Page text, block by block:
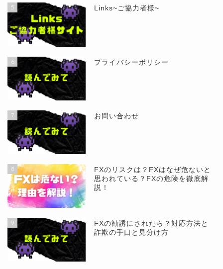
5 Links~ご協力者様~
6 プライバシーポリシー
7 お問い合わせ
8
FXのリスクは？FXはなぜ危ないと
思われている？FXの危険を徹底解
説！
9
FXの勧誘にされたら？対応方法と
詐欺の手口と見分け方